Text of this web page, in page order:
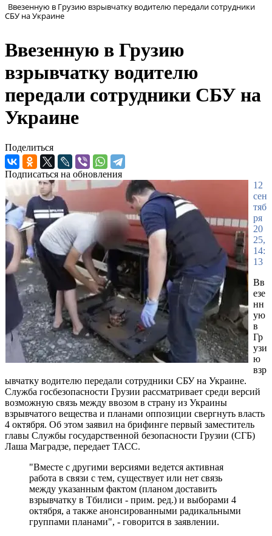
Ввезенную в Грузию взрывчатку водителю передали сотрудники
СБУ на Украине
Ввезенную в Грузию
взрывчатку водителю
передали сотрудники СБУ на
Украине
Поделиться
Подписаться на обновления
12
сен
тяб
ря
20
25,
14:
13
Вв
езе
нн
ую
в
Гр
узи
ю
взр
ывчатку водителю передали сотрудники СБУ на Украине.
Служба госбезопасности Грузии рассматривает среди версий
возможную связь между ввозом в страну из Украины
взрывчатого вещества и планами оппозиции свергнуть власть
4 октября. Об этом заявил на брифинге первый заместитель
главы Службы государственной безопасности Грузии (СГБ)
Лаша Маградзе, передает ТАСС.
"Вместе с другими версиями ведется активная
работа в связи с тем, существует или нет связь
между указанным фактом (планом доставить
взрывчатку в Тбилиси - прим. ред.) и выборами 4
октября, а также анонсированными радикальными
группами планами", - говорится в заявлении.